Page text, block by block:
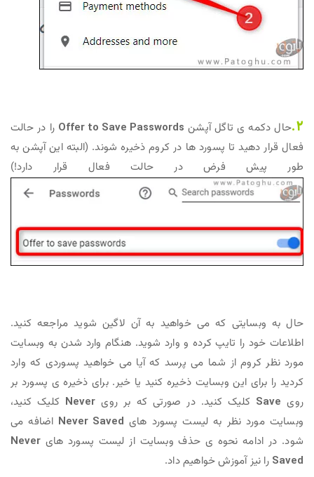
2. حال دکمه ی تاگل آپشن Offer to Save Passwords را در حالت
فعال قرار دهید تا پسورد ها در کروم ذخیره شوند. (البته این آپشن به
طور پیش فرض در حالت فعال قرار دارد!)
حال به وبسایتی که می خواهید به آن لاگین شوید مراجعه کنید.
اطلاعات خود را تایپ کرده و وارد شوید. هنگام وارد شدن به وبسایت
مورد نظر کروم از شما می پرسد که آیا می خواهید پسوردی که وارد
کردید را برای این وبسایت ذخیره کنید یا خیر. برای ذخیره ی پسورد بر
روی Save کلیک کنید. در صورتی که بر روی Never کلیک کنید،
وبسایت مورد نظر به لیست پسورد های Never Saved اضافه می
شود. در ادامه نحوه ی حذف وبسایت از لیست پسورد های Never
Saved را نیز آموزش خواهیم داد.